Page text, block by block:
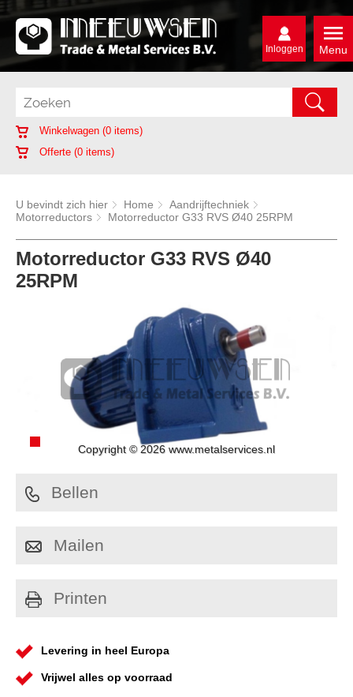
Menu
Inloggen
Winkelwagen (0 items)
Offerte (0 items)
U bevindt zich hier Home
Aandrijftechniek
Motorreductors
Motorreductor G33 RVS Ø40 25RPM
Motorreductor G33 RVS Ø40
25RPM
Copyright © 2026 www.metalservices.nl
Bellen
Mailen
Printen
Levering in heel Europa
Vrijwel alles op voorraad